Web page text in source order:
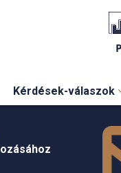
Kérdések-válaszok